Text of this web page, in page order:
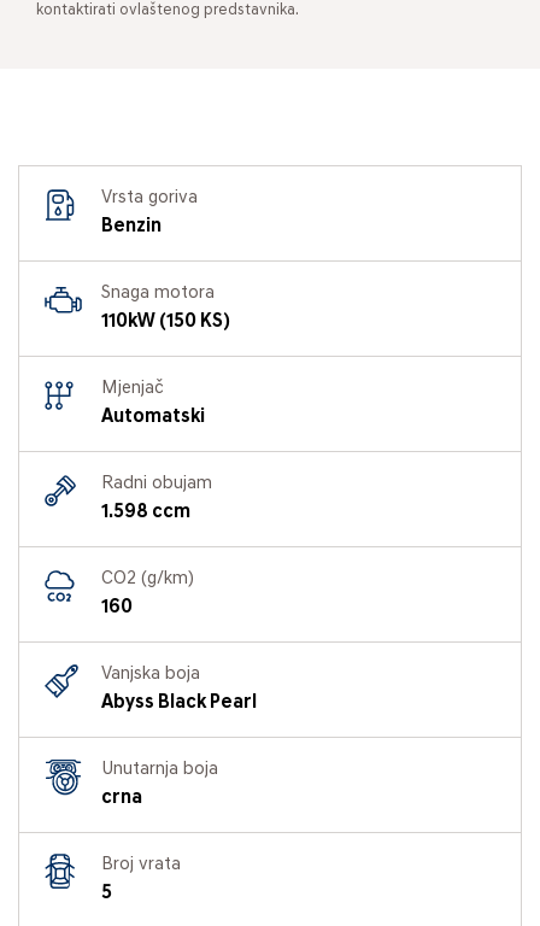
kontaktirati ovlaštenog predstavnika.
Vrsta goriva
Benzin
Snaga motora
110kW (150 KS)
Mjenjač
Automatski
Radni obujam
1.598 ccm
CO2 (g/km)
160
Vanjska boja
Abyss Black Pearl
Unutarnja boja
crna
Broj vrata
5